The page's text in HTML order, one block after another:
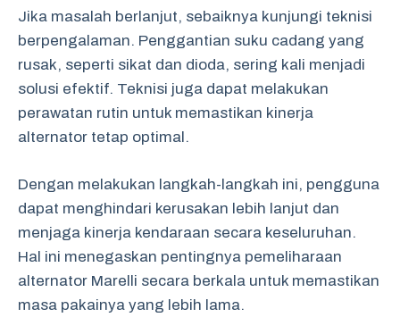
Jika masalah berlanjut, sebaiknya kunjungi teknisi
berpengalaman. Penggantian suku cadang yang
rusak, seperti sikat dan dioda, sering kali menjadi
solusi efektif. Teknisi juga dapat melakukan
perawatan rutin untuk memastikan kinerja
alternator tetap optimal.
Dengan melakukan langkah-langkah ini, pengguna
dapat menghindari kerusakan lebih lanjut dan
menjaga kinerja kendaraan secara keseluruhan.
Hal ini menegaskan pentingnya pemeliharaan
alternator Marelli secara berkala untuk memastikan
masa pakainya yang lebih lama.